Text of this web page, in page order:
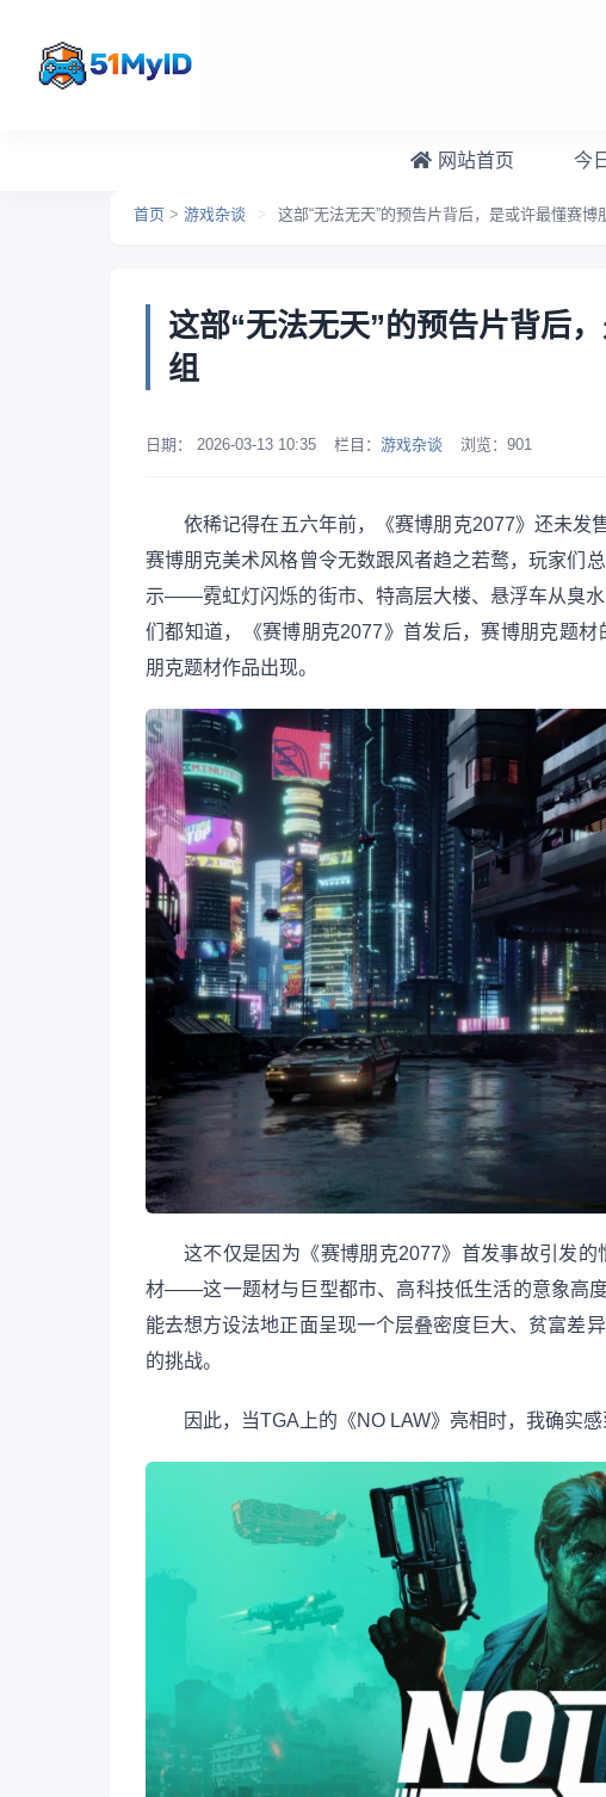
网站首页 今
首页 > 游戏杂谈 > 这部“无法无天”的预告片背后，是或许最懂赛博
这部“无法无天”的预告片背后
组
日期： 2026-03-13 10:35 栏目： 游戏杂谈 浏览： 901
依稀记得在五六年前，《赛博朋克2077》还未发
赛博朋克美术风格曾令无数跟风者趋之若鹜，玩家们
示——霓虹灯闪烁的街市、特高层大楼、悬浮车从臭
们都知道，《赛博朋克2077》首发后，赛博朋克题
朋克题材作品出现。
这不仅是因为《赛博朋克2077》首发事故引发
材——这一题材与巨型都市、高科技低生活的意象高
能去想方设法地正面呈现一个层叠密度巨大、贫富差
的挑战。
因此，当TGA上的《NO LAW》亮相时，我确实感